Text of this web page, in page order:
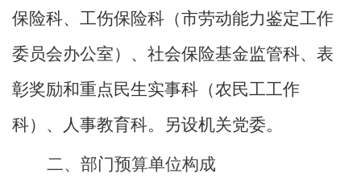
保险科、工伤保险科（市劳动能力鉴定工作
委员会办公室）、社会保险基金监管科、表
彰奖励和重点民生实事科（农民工工作
科）、人事教育科。另设机关党委。
二、部门预算单位构成